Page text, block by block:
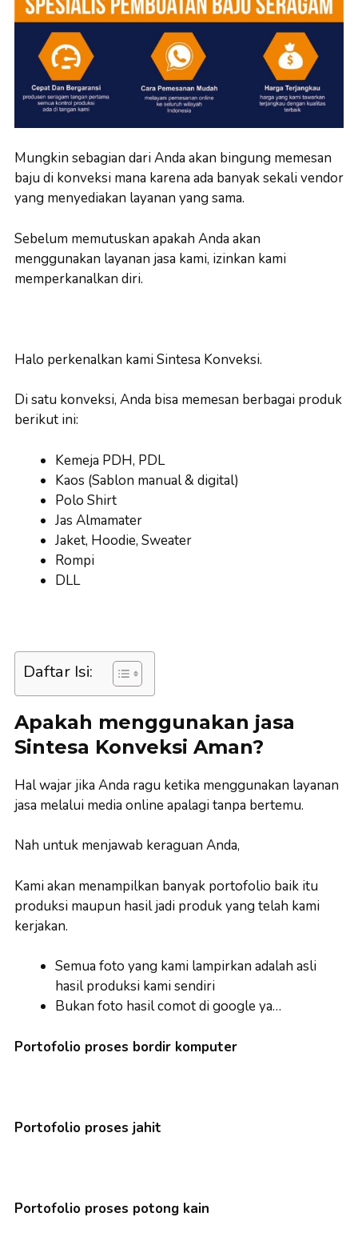
Mungkin sebagian dari Anda akan bingung memesan
baju di konveksi mana karena ada banyak sekali vendor
yang menyediakan layanan yang sama.
Sebelum memutuskan apakah Anda akan
menggunakan layanan jasa kami, izinkan kami
memperkanalkan diri.
Halo perkenalkan kami Sintesa Konveksi.
Di satu konveksi, Anda bisa memesan berbagai produk
berikut ini:
Kemeja PDH, PDL
Kaos (Sablon manual & digital)
Polo Shirt
Jas Almamater
Jaket, Hoodie, Sweater
Rompi
DLL
Daftar Isi:
Apakah menggunakan jasa
Sintesa Konveksi Aman?
Hal wajar jika Anda ragu ketika menggunakan layanan
jasa melalui media online apalagi tanpa bertemu.
Nah untuk menjawab keraguan Anda,
Kami akan menampilkan banyak portofolio baik itu
produksi maupun hasil jadi produk yang telah kami
kerjakan.
Semua foto yang kami lampirkan adalah asli
hasil produksi kami sendiri
Bukan foto hasil comot di google ya…
Portofolio proses bordir komputer
Portofolio proses jahit
Portofolio proses potong kain